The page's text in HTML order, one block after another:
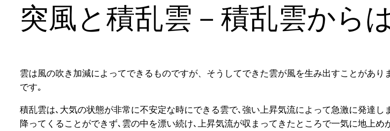
突風と積乱雲－積乱雲から
雲は風の吹き加減によってできるものですが、そうしてできた雲が風を生み出すことがあ
です｡
積乱雲は､大気の状態が非常に不安定な時にできる雲で､強い上昇気流によって急激に発達
降ってくることができず､雲の中を漂い続け､上昇気流が収まってきたところで一気に地上